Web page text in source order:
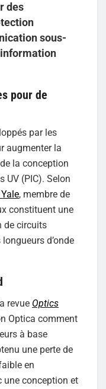
des
sous-
pour de
par les
augmenter la
la conception
UV (PIC). Selon
, membre de
constituent une
de circuits
d’onde
revue Optics
Optica comment
à base
une perte de
en
une conception et